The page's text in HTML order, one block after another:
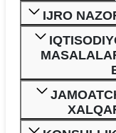
IJRO
IQTISODIYOT, TURIZM VA